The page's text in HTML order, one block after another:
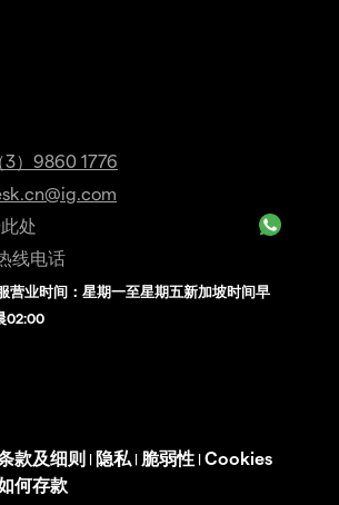
3）9860 1776
处
线电话
营业时间：星期一至星期五新加坡时间早
02:00
款及细则 | 隐私 | 脆弱性 | Cookies
何存款